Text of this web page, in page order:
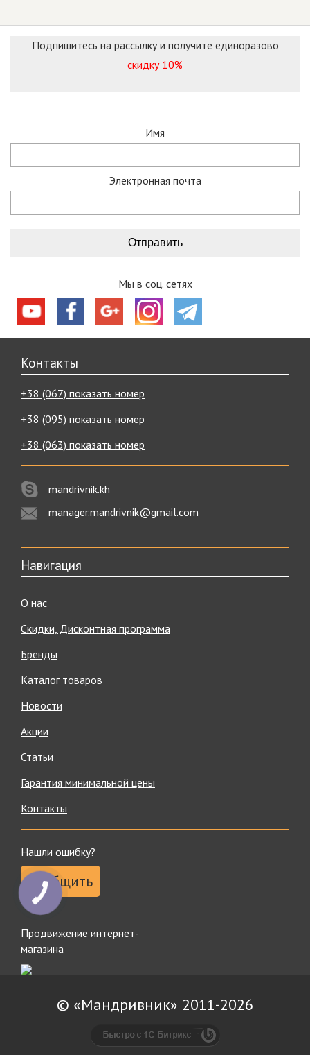
Подпишитесь на рассылку и получите единоразово
скидку 10%
Имя
Электронная почта
Мы в соц. сетях
Контакты
+38 (067) показать номер
+38 (095) показать номер
+38 (063) показать номер
mandrivnik.kh
manager.mandrivnik@gmail.com
Навигация
О нас
Скидки, Дисконтная программа
Бренды
Каталог товаров
Новости
Акции
Статьи
Гарантия минимальной цены
Контакты
Нашли ошибку?
Сообщить
Продвижение интернет-
магазина
© «Мандривник» 2011-2026